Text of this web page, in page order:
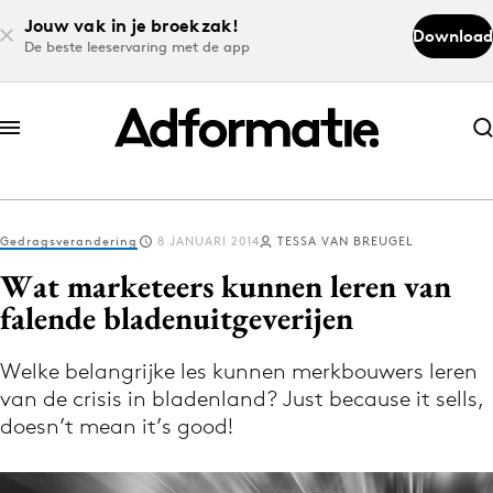
Jouw vak in je broekzak!
De beste leeservaring met de app
Download
Abonneer nu
Abonneer nu
Log in
Download de app
Volg het laatste nieuws via de Adformatie
Nieuws app
Gedragsverandering 8 JANUARI 2014 TESSA VAN BREUGEL
Wat marketeers kunnen leren van
falende bladenuitgeverijen
Welke belangrijke les kunnen merkbouwers leren
van de crisis in bladenland? Just because it sells,
doesn’t mean it’s good!